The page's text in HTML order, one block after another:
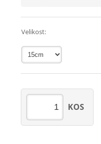
Velikost:
KOS